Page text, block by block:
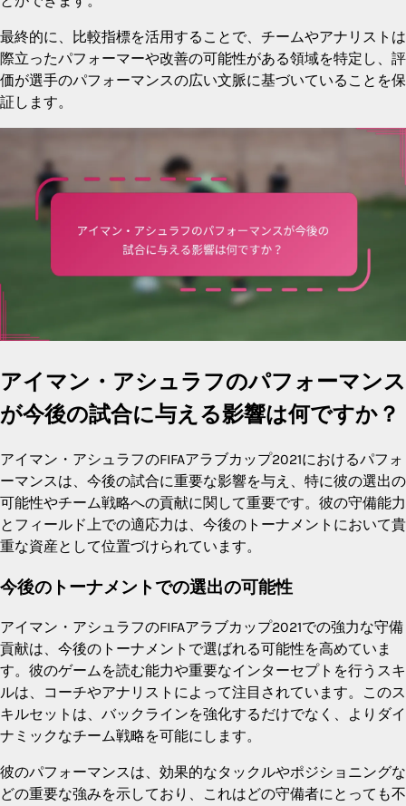
最終的に、比較指標を活用することで、チームやアナリストは
際立ったパフォーマーや改善の可能性がある領域を特定し、評
価が選手のパフォーマンスの広い文脈に基づいていることを保
証します。
アイマン・アシュラフのパフォーマンス
が今後の試合に与える影響は何ですか？
アイマン・アシュラフのFIFAアラブカップ2021におけるパフォ
ーマンスは、今後の試合に重要な影響を与え、特に彼の選出の
可能性やチーム戦略への貢献に関して重要です。彼の守備能力
とフィールド上での適応力は、今後のトーナメントにおいて貴
重な資産として位置づけられています。
今後のトーナメントでの選出の可能性
アイマン・アシュラフのFIFAアラブカップ2021での強力な守備
貢献は、今後のトーナメントで選ばれる可能性を高めていま
す。彼のゲームを読む能力や重要なインターセプトを行うスキ
ルは、コーチやアナリストによって注目されています。このス
キルセットは、バックラインを強化するだけでなく、よりダイ
ナミックなチーム戦略を可能にします。
彼のパフォーマンスは、効果的なタックルやポジショニングな
どの重要な強みを示しており、これはどの守備者にとっても不